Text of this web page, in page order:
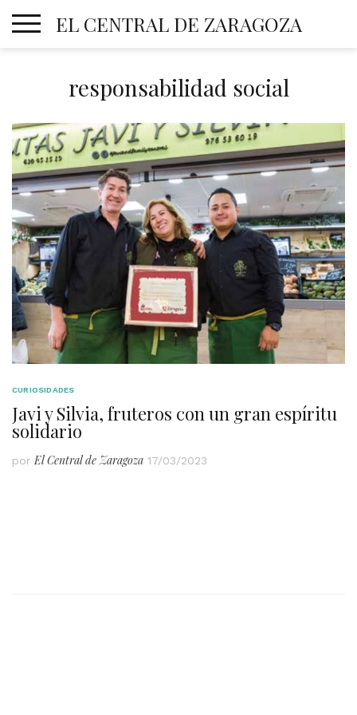
EL CENTRAL DE ZARAGOZA
responsabilidad social
CURIOSIDADES
Javi y Silvia, fruteros con un gran espíritu
solidario
por El Central de Zaragoza 17/03/2023